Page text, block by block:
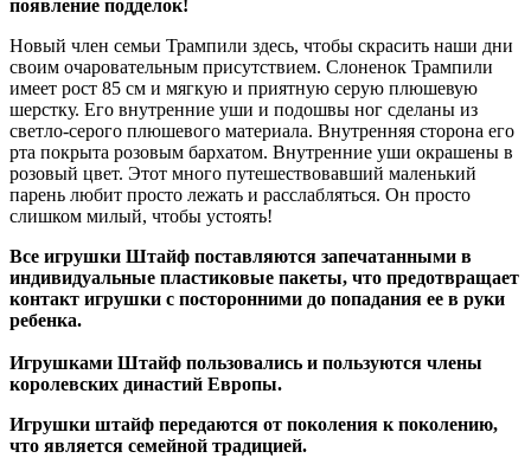
появление подделок!
Новый член семьи Трампили здесь, чтобы скрасить наши дни
своим очаровательным присутствием. Слоненок Трампили
имеет рост 85 см и мягкую и приятную серую плюшевую
шерстку. Его внутренние уши и подошвы ног сделаны из
светло-серого плюшевого материала. Внутренняя сторона его
рта покрыта розовым бархатом. Внутренние уши окрашены в
розовый цвет. Этот много путешествовавший маленький
парень любит просто лежать и расслабляться. Он просто
слишком милый, чтобы устоять!
Все игрушки Штайф поставляются запечатанными в
индивидуальные пластиковые пакеты, что предотвращает
контакт игрушки с посторонними до попадания ее в руки
ребенка.
Игрушками Штайф пользовались и пользуются члены
королевских династий Европы.
Игрушки штайф передаются от поколения к поколению,
что является семейной традицией.